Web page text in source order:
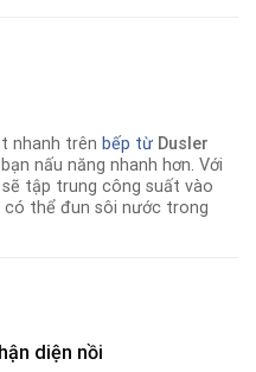
nhanh trên bếp từ Dusler
nấu năng nhanh hơn. Với
tập trung công suất vào
có thể đun sôi nước trong
diện nồi